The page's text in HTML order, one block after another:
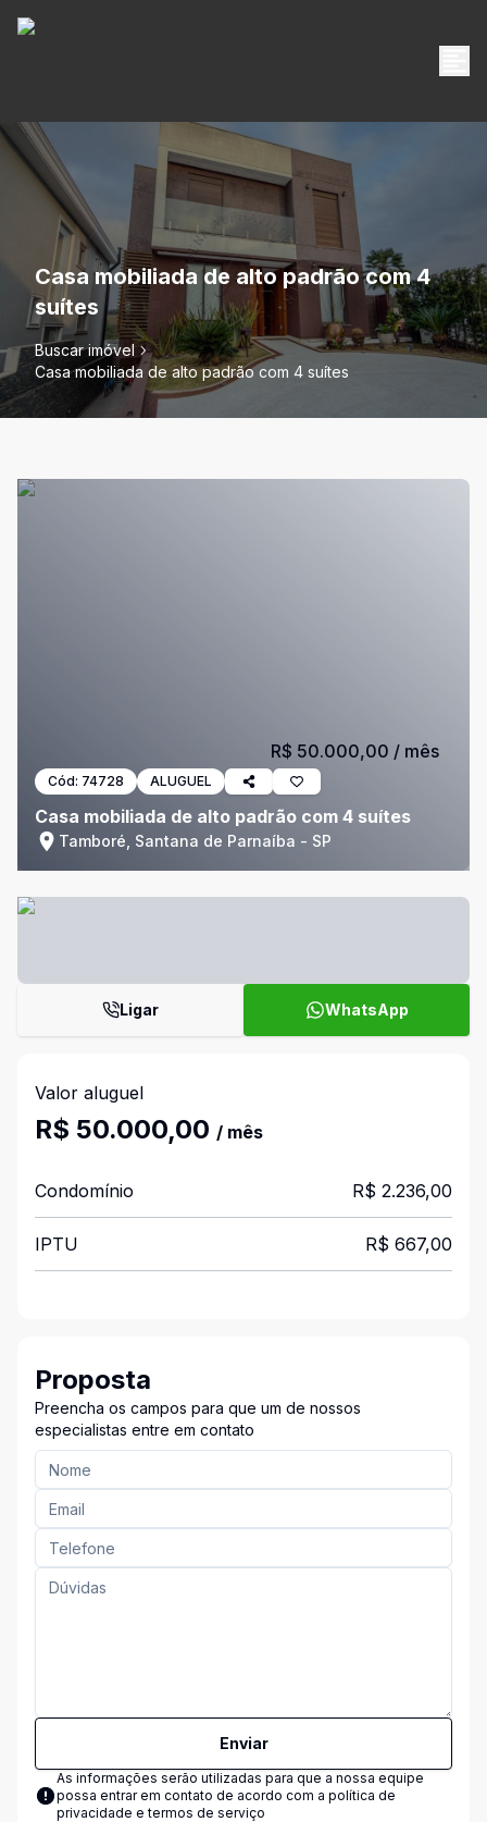
Casa mobiliada de alto padrão com 4
suítes
Buscar imóvel
Casa mobiliada de alto padrão com 4 suítes
Cód: 74728 ALUGUEL
Casa mobiliada de alto padrão com 4 suítes
Tamboré, Santana de Parnaíba - SP
R$ 50.000,00 / mês
Ligar WhatsApp
Valor aluguel
R$ 50.000,00 / mês
Condomínio R$ 2.236,00
IPTU R$ 667,00
Proposta
Preencha os campos para que um de nossos
especialistas entre em contato
Enviar
As informações serão utilizadas para que a nossa equipe
possa entrar em contato de acordo com a política de
privacidade e termos de serviço